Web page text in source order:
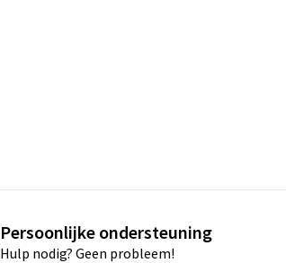
Persoonlijke ondersteuning
Hulp nodig? Geen probleem!